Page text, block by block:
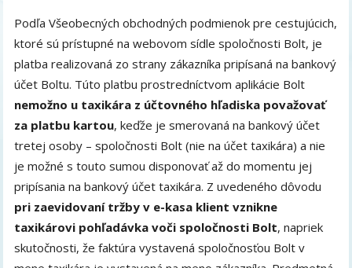
Podľa Všeobecných obchodných podmienok pre cestujúcich,
ktoré sú prístupné na webovom sídle spoločnosti Bolt, je
platba realizovaná zo strany zákazníka pripísaná na bankový
účet Boltu. Túto platbu prostredníctvom aplikácie Bolt
nemožno u taxikára z účtovného hľadiska považovať
za platbu kartou, keďže je smerovaná na bankový účet
tretej osoby – spoločnosti Bolt (nie na účet taxikára) a nie
je možné s touto sumou disponovať až do momentu jej
pripísania na bankový účet taxikára. Z uvedeného dôvodu
pri zaevidovaní tržby v e-kasa klient vznikne
taxikárovi pohľadávka voči spoločnosti Bolt, napriek
skutočnosti, že faktúra vystavená spoločnosťou Bolt v